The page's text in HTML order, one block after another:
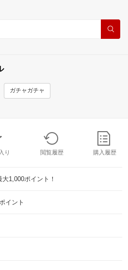
ガチャガチャ
り 閲覧履歴 購入履歴
1,000ポイント！
イント